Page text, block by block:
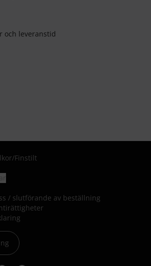
och leveranstid
/Finstilt
/ slutförande av beställning